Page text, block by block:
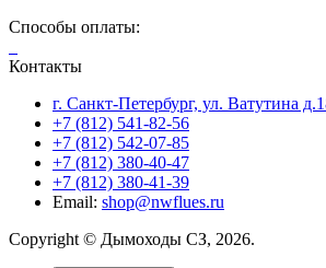
Способы оплаты:
Контакты
г. Санкт-Петербург, ул. Ватутина
+7 (812) 541-82-56
+7 (812) 542-07-85
+7 (812) 380-40-47
+7 (812) 380-41-39
Email: shop@nwflues.ru
Copyright © Дымоходы СЗ, 2026.